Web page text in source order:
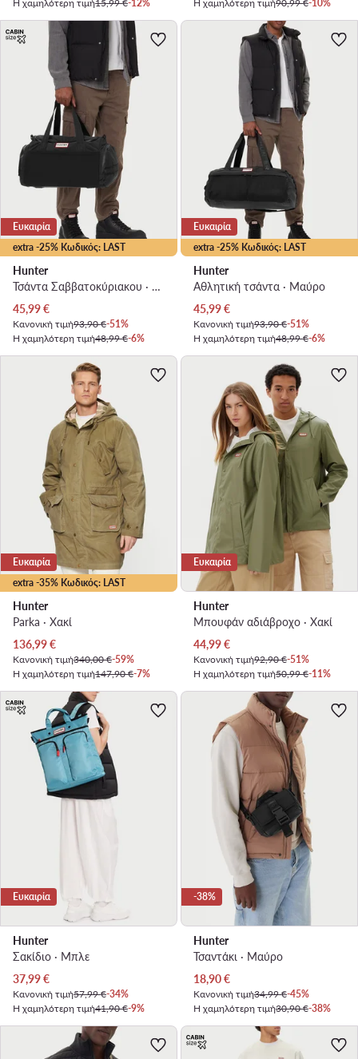
Η χαμηλότερη τιμή15,99 €-12% Η χαμηλότερη τιμή90,99 €-10%
extra -25% Κωδικός: LAST
Ευκαιρία
Hunter
Τσάντα Σαββατοκύριακου · Μαύρο
Τρέχουσα τιμή
45,99€
Κανονική τιμή93,90 €-51%
Η χαμηλότερη τιμή48,99 €-6%
extra -25% Κωδικός: LAST
Ευκαιρία
Hunter
Αθλητική τσάντα · Μαύρο
Τρέχουσα τιμή
45,99€
Κανονική τιμή93,90 €-51%
Η χαμηλότερη τιμή48,99 €-6%
extra -35% Κωδικός: LAST
Ευκαιρία
Hunter
Parka · Χακί
Τρέχουσα τιμή
136,99€
Κανονική τιμή340,00 €-59%
Η χαμηλότερη τιμή147,90 €-7%
Ευκαιρία
Hunter
Μπουφάν αδιάβροχο · Χακί
Τρέχουσα τιμή
44,99€
Κανονική τιμή92,90 €-51%
Η χαμηλότερη τιμή50,99 €-11%
Ευκαιρία
Hunter
Σακίδιο · Μπλε
Τρέχουσα τιμή
37,99€
Κανονική τιμή57,99 €-34%
Η χαμηλότερη τιμή41,90 €-9%
-38%
Hunter
Τσαντάκι · Μαύρο
Τρέχουσα τιμή
18,90€
Κανονική τιμή34,99 €-45%
Η χαμηλότερη τιμή30,90 €-38%